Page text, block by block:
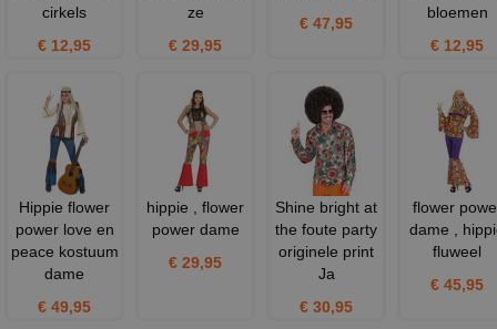
cirkels
€ 12,95
ze
€ 29,95
€ 47,95
bloemen
€ 12,95
Hippie flower
power love en
peace kostuum
dame
€ 49,95
hippie , flower
power dame
€ 29,95
Shine bright at
the foute party
originele print
Ja
€ 30,95
flower
dame ,
fluweel
€ 45,95